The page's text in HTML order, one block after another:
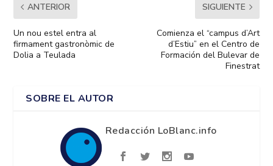
ANTERIOR
Un nou estel entra al
firmament gastronòmic de
Dolia a Teulada
SIGUIENTE
Comienza el “campus d’Art
d’Estiu” en el Centro de
Formación del Bulevar de
Finestrat
SOBRE EL AUTOR
Redacción LoBlanc.info